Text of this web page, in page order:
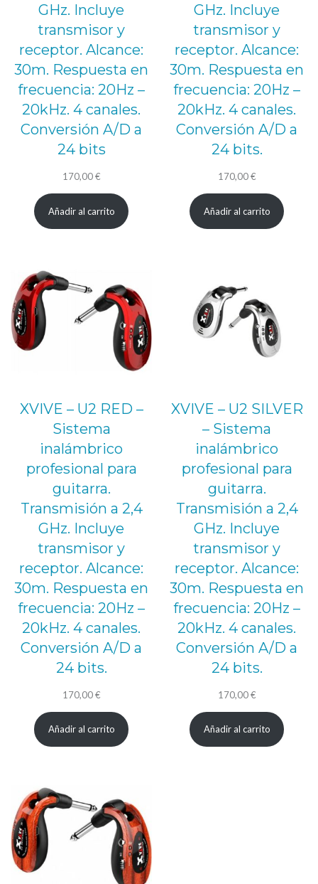
GHz. Incluye
transmisor y
receptor. Alcance:
30m. Respuesta en
frecuencia: 20Hz –
20kHz. 4 canales.
Conversión A/D a
24 bits
170,00€
Añadir al carrito
GHz. Incluye
transmisor y
receptor. Alcance:
30m. Respuesta en
frecuencia: 20Hz –
20kHz. 4 canales.
Conversión A/D a
24 bits.
170,00€
Añadir al carrito
XVIVE – U2 RED –
Sistema
inalámbrico
profesional para
guitarra.
Transmisión a 2,4
GHz. Incluye
transmisor y
receptor. Alcance:
30m. Respuesta en
frecuencia: 20Hz –
20kHz. 4 canales.
Conversión A/D a
24 bits.
170,00€
Añadir al carrito
XVIVE – U2 SILVER
– Sistema
inalámbrico
profesional para
guitarra.
Transmisión a 2,4
GHz. Incluye
transmisor y
receptor. Alcance:
30m. Respuesta en
frecuencia: 20Hz –
20kHz. 4 canales.
Conversión A/D a
24 bits.
170,00€
Añadir al carrito